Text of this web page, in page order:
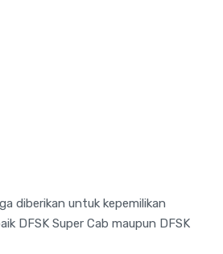
diberikan untuk kepemilikan
DFSK Super Cab maupun DFSK